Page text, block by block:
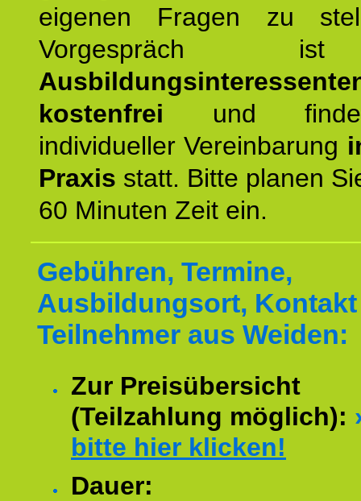
eigenen Fragen zu
kostenfrei und
individueller Vereinbarung
Praxis statt. Bitte planen
60 Minuten Zeit ein.
Gebühren, Termine,
Ausbildungsort,
Teilnehmer aus Weiden:
Zur Preisübersicht
(Teilzahlung möglich):
bitte hier klicken!
Dauer: